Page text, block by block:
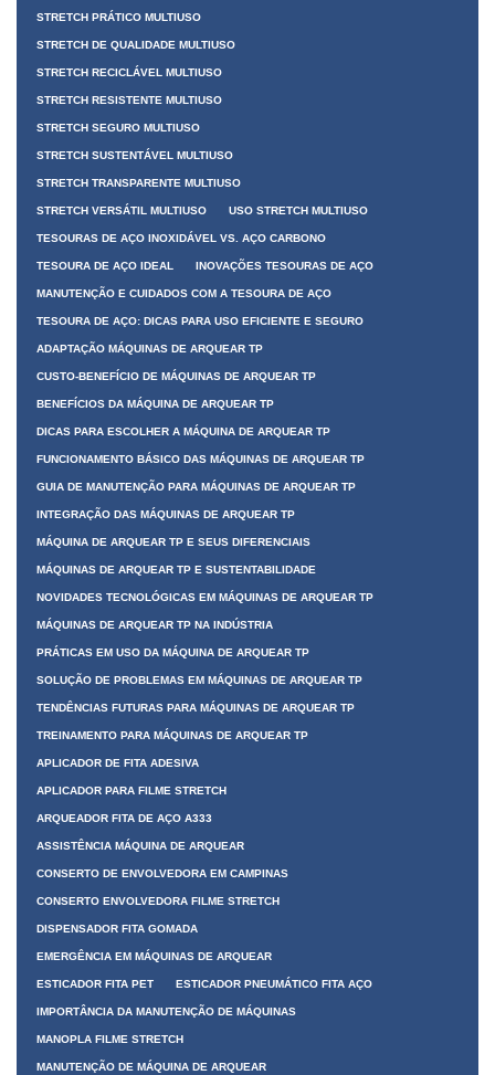
STRETCH PRÁTICO MULTIUSO
STRETCH DE QUALIDADE MULTIUSO
STRETCH RECICLÁVEL MULTIUSO
STRETCH RESISTENTE MULTIUSO
STRETCH SEGURO MULTIUSO
STRETCH SUSTENTÁVEL MULTIUSO
STRETCH TRANSPARENTE MULTIUSO
STRETCH VERSÁTIL MULTIUSO USO STRETCH MULTIUSO
TESOURAS DE AÇO INOXIDÁVEL VS. AÇO CARBONO
TESOURA DE AÇO IDEAL INOVAÇÕES TESOURAS DE AÇO
MANUTENÇÃO E CUIDADOS COM A TESOURA DE AÇO
TESOURA DE AÇO: DICAS PARA USO EFICIENTE E SEGURO
ADAPTAÇÃO MÁQUINAS DE ARQUEAR TP
CUSTO-BENEFÍCIO DE MÁQUINAS DE ARQUEAR TP
BENEFÍCIOS DA MÁQUINA DE ARQUEAR TP
DICAS PARA ESCOLHER A MÁQUINA DE ARQUEAR TP
FUNCIONAMENTO BÁSICO DAS MÁQUINAS DE ARQUEAR TP
GUIA DE MANUTENÇÃO PARA MÁQUINAS DE ARQUEAR TP
INTEGRAÇÃO DAS MÁQUINAS DE ARQUEAR TP
MÁQUINA DE ARQUEAR TP E SEUS DIFERENCIAIS
MÁQUINAS DE ARQUEAR TP E SUSTENTABILIDADE
NOVIDADES TECNOLÓGICAS EM MÁQUINAS DE ARQUEAR TP
MÁQUINAS DE ARQUEAR TP NA INDÚSTRIA
PRÁTICAS EM USO DA MÁQUINA DE ARQUEAR TP
SOLUÇÃO DE PROBLEMAS EM MÁQUINAS DE ARQUEAR TP
TENDÊNCIAS FUTURAS PARA MÁQUINAS DE ARQUEAR TP
TREINAMENTO PARA MÁQUINAS DE ARQUEAR TP
APLICADOR DE FITA ADESIVA
APLICADOR PARA FILME STRETCH
ARQUEADOR FITA DE AÇO A333
ASSISTÊNCIA MÁQUINA DE ARQUEAR
CONSERTO DE ENVOLVEDORA EM CAMPINAS
CONSERTO ENVOLVEDORA FILME STRETCH
DISPENSADOR FITA GOMADA
EMERGÊNCIA EM MÁQUINAS DE ARQUEAR
ESTICADOR FITA PET ESTICADOR PNEUMÁTICO FITA AÇO
IMPORTÂNCIA DA MANUTENÇÃO DE MÁQUINAS
MANOPLA FILME STRETCH
MANUTENÇÃO DE MÁQUINA DE ARQUEAR